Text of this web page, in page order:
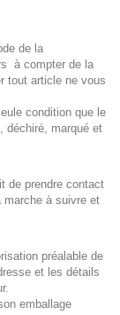
de la
à compter de la
tout article ne vous
condition que le
déchiré, marqué et
de prendre contact
marche à suivre et
préalable de
et les détails
emballage